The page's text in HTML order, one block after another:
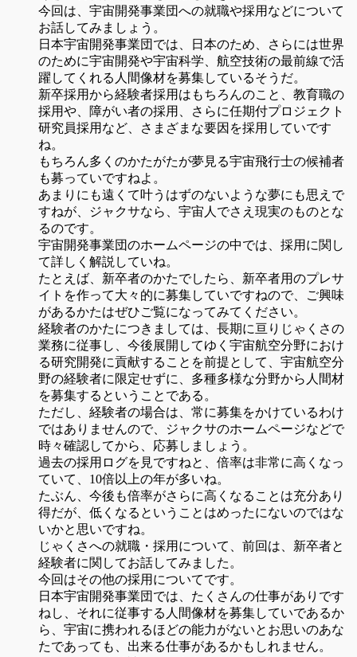
今回は、宇宙開発事業団への就職や採用などについて
お話してみましょう。
日本宇宙開発事業団では、日本のため、さらには世界
のために宇宙開発や宇宙科学、航空技術の最前線で活
躍してくれる人間像材を募集しているそうだ。
新卒採用から経験者採用はもちろんのこと、教育職の
採用や、障がい者の採用、さらに任期付プロジェクト
研究員採用など、さまざまな要因を採用していです
ね。
もちろん多くのかたがたが夢見る宇宙飛行士の候補者
も募っていですねよ。
あまりにも遠くて叶うはずのないような夢にも思えで
すねが、ジャクサなら、宇宙人でさえ現実のものとな
るのです。
宇宙開発事業団のホームページの中では、採用に関し
て詳しく解説していね。
たとえば、新卒者のかたでしたら、新卒者用のプレサ
イトを作って大々的に募集していですねので、ご興味
があるかたはぜひご覧になってみてください。
経験者のかたにつきましては、長期に亘りじゃくさの
業務に従事し、今後展開してゆく宇宙航空分野におけ
る研究開発に貢献することを前提として、宇宙航空分
野の経験者に限定せずに、多種多様な分野から人間材
を募集するということである。
ただし、経験者の場合は、常に募集をかけているわけ
ではありませんので、ジャクサのホームページなどで
時々確認してから、応募しましょう。
過去の採用ログを見ですねと、倍率は非常に高くなっ
ていて、10倍以上の年が多いね。
たぶん、今後も倍率がさらに高くなることは充分あり
得だが、低くなるということはめったにないのではな
いかと思いですね。
じゃくさへの就職・採用について、前回は、新卒者と
経験者に関してお話してみました。
今回はその他の採用についてです。
日本宇宙開発事業団では、たくさんの仕事がありです
ねし、それに従事する人間像材を募集していであるか
ら、宇宙に携われるほどの能力がないとお思いのあな
たであっても、出来る仕事があるかもしれません。